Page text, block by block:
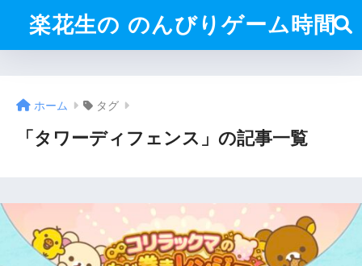
楽花生の のんびりゲーム時間
ホーム タグ
「タワーディフェンス」の記事一覧